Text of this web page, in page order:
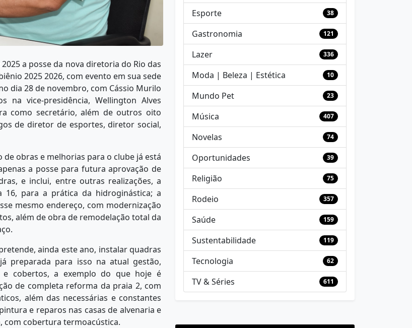
a posse da nova diretoria do Rio das
2025 2026, com evento em sua sede
dia 28 de novembro, com Cássio Murilo
na vice-presidência, Wellington Alves
como secretário, além de outros oito
de diretor de esportes, diretor social,
obras e melhorias para o clube já está
a posse para futura aprovação de
e inclui, entre outras realizações, a
para a prática da hidroginástica; a
mesmo endereço, com modernização
além de obra de remodelação total da
ainda este ano, instalar quadras
preparada para isso na atual gestão,
e cobertos, a exemplo do que hoje é
de completa reforma da praia 2, com
além das necessárias e constantes
e reparos nas casas de alvenaria e
com cobertura termoacústica.
Esporte 38
Gastronomia 121
Lazer 336
Moda | Beleza | Estética 10
Mundo Pet 23
Música 407
Novelas 74
Oportunidades 39
Religião 75
Rodeio 357
Saúde 159
Sustentabilidade 119
Tecnologia 62
TV & Séries 611